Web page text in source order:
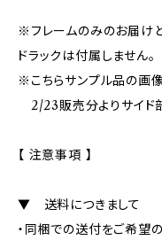
※フレームのみのお届け
ドラックは付属しません。
※こちらサンプル品の画像
2/23販売分よりサイド
【 注意事項 】
▼ 送料につきまして
・同梱での送付をご希望